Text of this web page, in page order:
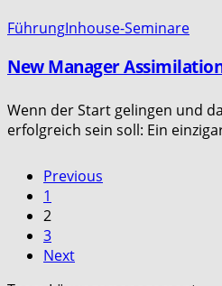
FührungInhouse-Seminare
New Manager
Wenn der Start gelingen und
erfolgreich sein soll: Ein
Previous
1
2
3
Next